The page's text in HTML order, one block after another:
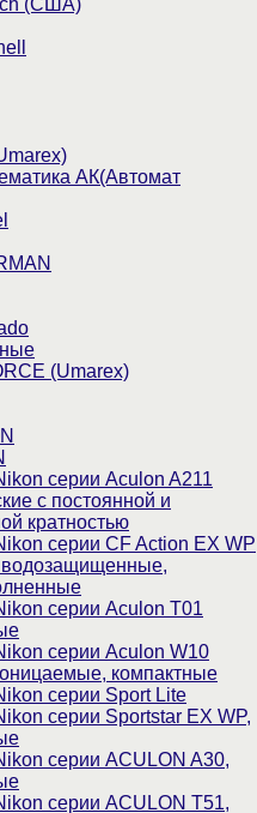
(США)
АК(Автомат
(Umarex)
серии Aculon A211
с постоянной и
кратностью
серии СF Action EX WP
серии Aculon T01
серии Aculon W10
компактные
серии Sport Lite
серии Sportstar EX WP,
серии ACULON A30,
серии ACULON Т51,